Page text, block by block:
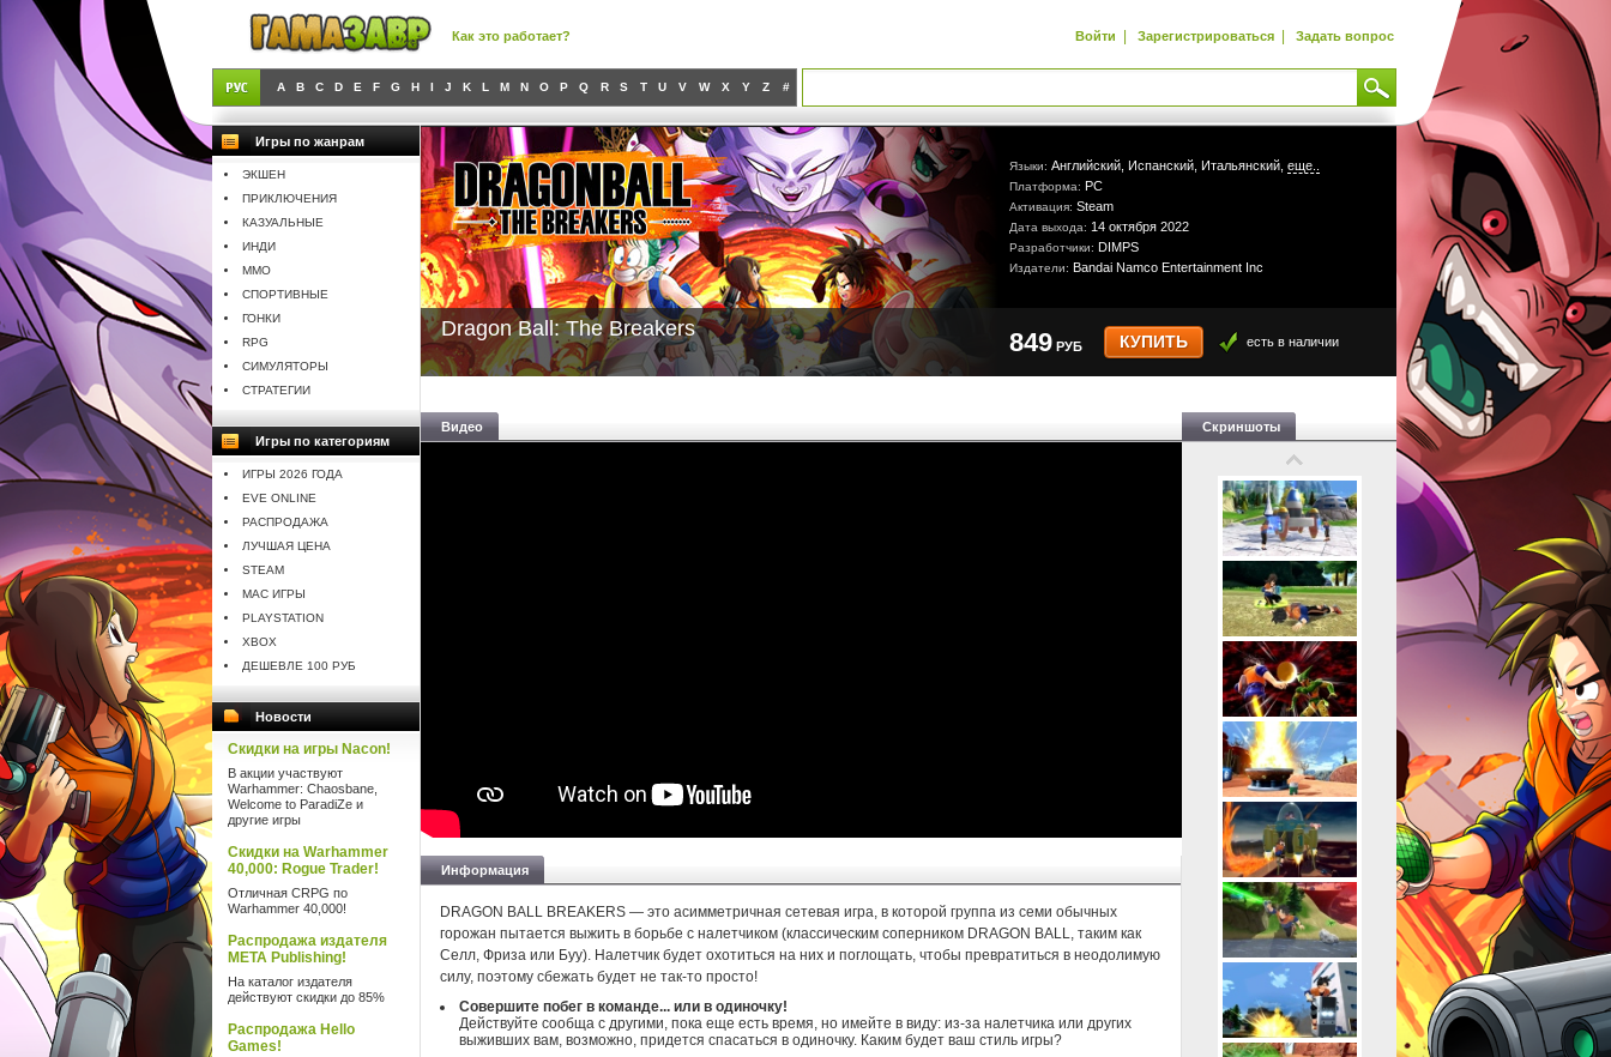
Как это работает? Войти | Зарегистрироваться | Задать вопрос
A B C D E F G H I J K L M N O P Q R S T U V W X Y Z #
Игры по жанрам
ЭКШЕН
ПРИКЛЮЧЕНИЯ
КАЗУАЛЬНЫЕ
ИНДИ
MMO
СПОРТИВНЫЕ
ГОНКИ
RPG
СИМУЛЯТОРЫ
СТРАТЕГИИ
Игры по категориям
ИГРЫ 2026 ГОДА
EVE ONLINE
РАСПРОДАЖА
ЛУЧШАЯ ЦЕНА
STEAM
MAC ИГРЫ
PLAYSTATION
XBOX
ДЕШЕВЛЕ 100 РУБ
Новости
Скидки на игры Nacon!
В акции участвуют
Warhammer: Chaosbane,
Welcome to ParadiZe и
другие игры
Скидки на Warhammer
40,000: Rogue Trader!
Отличная CRPG по
Warhammer 40,000!
Распродажа издателя
META Publishing!
На каталог издателя
действуют скидки до 85%
Распродажа Hello
Games!
Языки: Английский, Испанский, Итальянский, еще..
Платформа: PC
Активация: Steam
Дата выхода: 14 октября 2022
Разработчики: DIMPS
Издатели: Bandai Namco Entertainment Inc
Dragon Ball: The Breakers 849 РУБ КУПИТЬ есть в наличии
Видео
Информация
DRAGON BALL BREAKERS — это асимметричная сетевая игра, в которой группа из семи обычных
горожан пытается выжить в борьбе с налетчиком (классическим соперником DRAGON BALL, таким как
Селл, Фриза или Буу). Налетчик будет охотиться на них и поглощать, чтобы превратиться в неодолимую
силу, поэтому сбежать будет не так-то просто!
Совершите побег в команде... или в одиночку!
Действуйте сообща с другими, пока еще есть время, но имейте в виду: из-за налетчика или других
выживших вам, возможно, придется спасаться в одиночку. Каким будет ваш стиль игры?
Скриншоты